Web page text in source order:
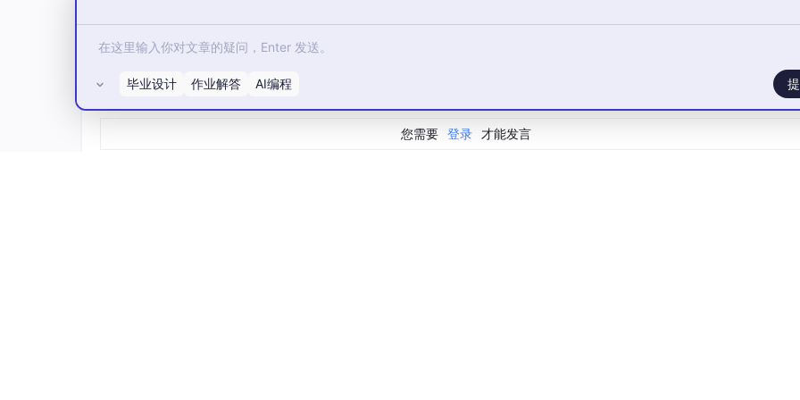
所有评论(0)
您需要 登录 才能发言
毕业设计 作业解答 AI编程